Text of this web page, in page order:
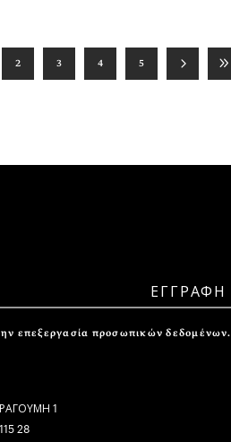
2 3 4 5
επεξεργασία προσωπικών δεδομένων.
1
28